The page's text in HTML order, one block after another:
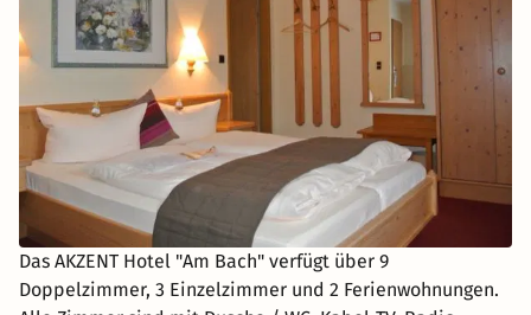
Das AKZENT Hotel "Am Bach" verfügt über 9
Doppelzimmer, 3 Einzelzimmer und 2 Ferienwohnungen.